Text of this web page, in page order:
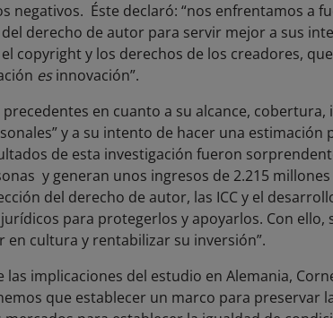
negativos. Éste declaró: “nos enfrentamos a
derecho de autor para servir mejor a sus
copyright y los derechos de los creadores,
esinnovación”.
en cuanto a su alcance, cobertura,
y a su intento de hacer una estimación
de esta investigación fueron
y generan unos ingresos de 2.215
del derecho de autor, las ICC y el
para protegerlos y apoyarlos. Con
cultura y rentabilizar su inversión”.
implicaciones del estudio en Alemania,
que establecer un marco para preservar